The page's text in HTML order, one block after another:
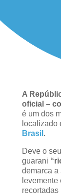
A
oficial –
é um dos
localizado
Brasil .
Deve o
guarani
demarca a
recortadas